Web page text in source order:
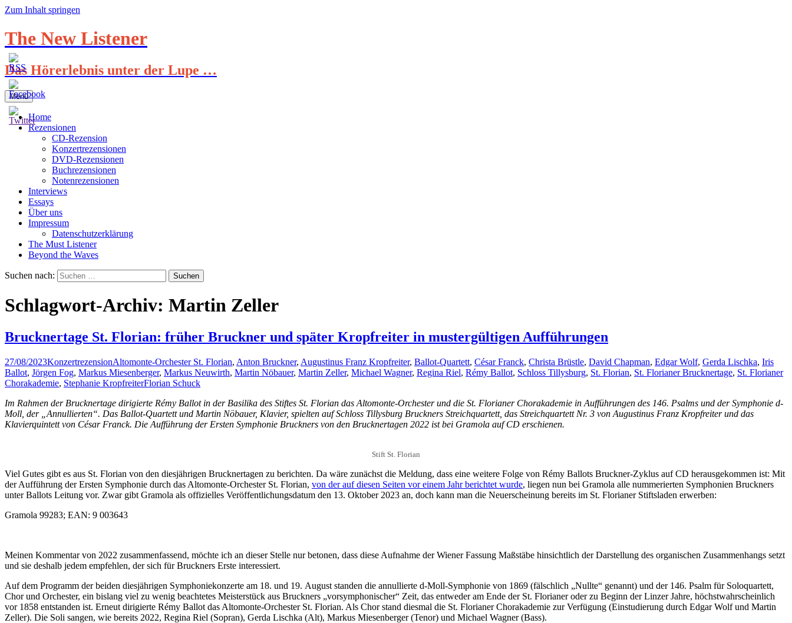
Zum Inhalt springen
The New Listener
Das Hörerlebnis unter der Lupe …
Menü
Home
Rezensionen
CD-Rezension
Konzertrezensionen
DVD-Rezensionen
Buchrezensionen
Notenrezensionen
Interviews
Essays
Über uns
Impressum
Datenschutzerklärung
The Must Listener
Beyond the Waves
Suchen nach:
Schlagwort-Archiv: Martin Zeller
Brucknertage St. Florian: früher Bruckner und später Kropfreiter in mustergültigen Aufführungen
27/08/2023KonzertrezensionAltomonte-Orchester St. Florian, Anton Bruckner, Augustinus Franz Kropfreiter, Ballot-Quartett, César Franck, Christa Brüstle, David Chapman, Edgar Wolf, Gerda Lischka, Iris
Ballot, Jörgen Fog, Markus Miesenberger, Markus Neuwirth, Martin Nöbauer, Martin Zeller, Michael Wagner, Regina Riel, Rémy Ballot, Schloss Tillysburg, St. Florian, St. Florianer Brucknertage, St. Florianer
Chorakademie, Stephanie KropfreiterFlorian Schuck
Im Rahmen der Brucknertage dirigierte Rémy Ballot in der Basilika des Stiftes St. Florian das Altomonte-Orchester und die St. Florianer Chorakademie in Aufführungen des 146. Psalms und der Symphonie d-
Moll, der „Annullierten“. Das Ballot-Quartett und Martin Nöbauer, Klavier, spielten auf Schloss Tillysburg Bruckners Streichquartett, das Streichquartett Nr. 3 von Augustinus Franz Kropfreiter und das
Klavierquintett von César Franck. Die Aufführung der Ersten Symphonie Bruckners von den Brucknertagen 2022 ist bei Gramola auf CD erschienen.
Stift St. Florian
Viel Gutes gibt es aus St. Florian von den diesjährigen Brucknertagen zu berichten. Da wäre zunächst die Meldung, dass eine weitere Folge von Rémy Ballots Bruckner-Zyklus auf CD herausgekommen ist: Mit
der Aufführung der Ersten Symphonie durch das Altomonte-Orchester St. Florian, von der auf diesen Seiten vor einem Jahr berichtet wurde, liegen nun bei Gramola alle nummerierten Symphonien Bruckners
unter Ballots Leitung vor. Zwar gibt Gramola als offizielles Veröffentlichungsdatum den 13. Oktober 2023 an, doch kann man die Neuerscheinung bereits im St. Florianer Stiftsladen erwerben:
Gramola 99283; EAN: 9 003643
Meinen Kommentar von 2022 zusammenfassend, möchte ich an dieser Stelle nur betonen, dass diese Aufnahme der Wiener Fassung Maßstäbe hinsichtlich der Darstellung des organischen Zusammenhangs setzt
und sie deshalb jedem empfehlen, der sich für Bruckners Erste interessiert.
Auf dem Programm der beiden diesjährigen Symphoniekonzerte am 18. und 19. August standen die annullierte d-Moll-Symphonie von 1869 (fälschlich „Nullte“ genannt) und der 146. Psalm für Soloquartett,
Chor und Orchester, ein bislang viel zu wenig beachtetes Meisterstück aus Bruckners „vorsymphonischer“ Zeit, das entweder am Ende der St. Florianer oder zu Beginn der Linzer Jahre, höchstwahrscheinlich
vor 1858 entstanden ist. Erneut dirigierte Rémy Ballot das Altomonte-Orchester St. Florian. Als Chor stand diesmal die St. Florianer Chorakademie zur Verfügung (Einstudierung durch Edgar Wolf und Martin
Zeller). Die Soli sangen, wie bereits 2022, Regina Riel (Sopran), Gerda Lischka (Alt), Markus Miesenberger (Tenor) und Michael Wagner (Bass).